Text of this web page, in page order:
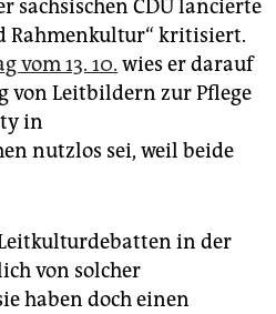
sächsischen CDU lancierte
Rahmenkultur“ kritisiert.
vom 13. 10. wies er darauf
von Leitbildern zur Pflege
in
nutzlos sei, weil beide
in der
von solcher
haben doch einen